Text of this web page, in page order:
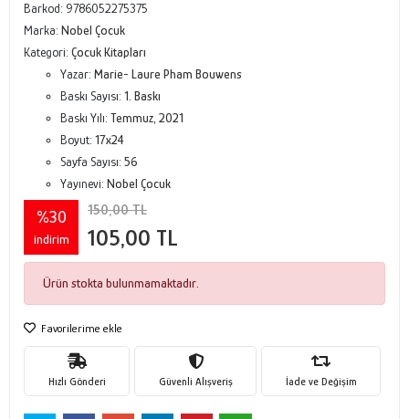
Barkod: 9786052275375
Marka: Nobel Çocuk
Kategori: Çocuk Kitapları
Yazar: Marie- Laure Pham Bouwens
Baskı Sayısı: 1. Baskı
Baskı Yılı: Temmuz, 2021
Boyut: 17x24
Sayfa Sayısı: 56
Yayınevi: Nobel Çocuk
%30
indirim
150,00 TL
105,00 TL
Ürün stokta bulunmamaktadır.
Favorilerime ekle
Hızlı Gönderi Güvenli Alışveriş İade ve Değişim